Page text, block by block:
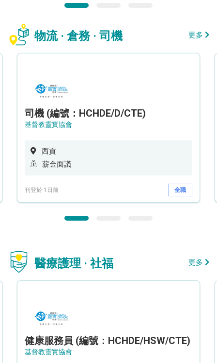
物流 · 倉務 · 司機 更多
司機 (編號：HCHDE/D/CTE)
基督教靈實協會
西貢
薪金面議
刊登於 1日前 全職
醫療護理 · 社福 更多
健康服務員 (編號：HCHDE/HSW/CTE)
基督教靈實協會